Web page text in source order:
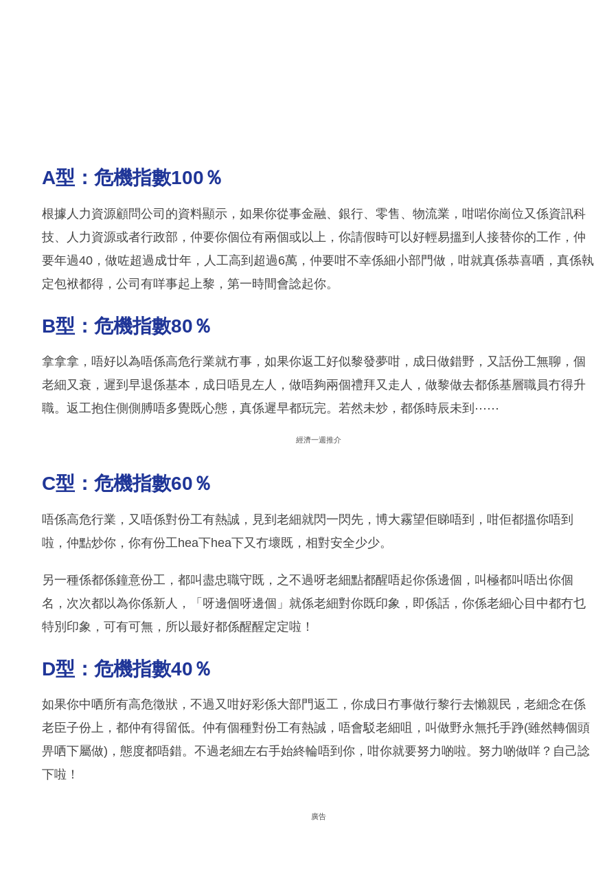
A型：危機指數100％
根據人力資源顧問公司的資料顯示，如果你從事金融、銀行、零售、物流業，咁啱你崗位又係資訊科
技、人力資源或者行政部，仲要你個位有兩個或以上，你請假時可以好輕易搵到人接替你的工作，仲
要年過40，做咗超過成廿年，人工高到超過6萬，仲要咁不幸係細小部門做，咁就真係恭喜哂，真係執
定包袱都得，公司有咩事起上黎，第一時間會諗起你。
B型：危機指數80％
拿拿拿，唔好以為唔係高危行業就冇事，如果你返工好似黎發夢咁，成日做錯野，又話份工無聊，個
老細又衰，遲到早退係基本，成日唔見左人，做唔夠兩個禮拜又走人，做黎做去都係基層職員冇得升
職。返工抱住側側膊唔多覺既心態，真係遲早都玩完。若然未炒，都係時辰未到⋯⋯
經濟一週推介
C型：危機指數60％
唔係高危行業，又唔係對份工有熱誠，見到老細就閃一閃先，博大霧望佢睇唔到，咁佢都搵你唔到
啦，仲點炒你，你有份工hea下hea下又冇壞既，相對安全少少。
另一種係都係鐘意份工，都叫盡忠職守既，之不過呀老細點都醒唔起你係邊個，叫極都叫唔出你個
名，次次都以為你係新人，「呀邊個呀邊個」就係老細對你既印象，即係話，你係老細心目中都冇乜
特別印象，可有可無，所以最好都係醒醒定定啦！
D型：危機指數40％
如果你中哂所有高危徵狀，不過又咁好彩係大部門返工，你成日冇事做行黎行去懶親民，老細念在係
老臣子份上，都仲有得留低。仲有個種對份工有熱誠，唔會駁老細咀，叫做野永無托手踭(雖然轉個頭
畀哂下屬做)，態度都唔錯。不過老細左右手始終輪唔到你，咁你就要努力啲啦。努力啲做咩？自己諗
下啦！
廣告